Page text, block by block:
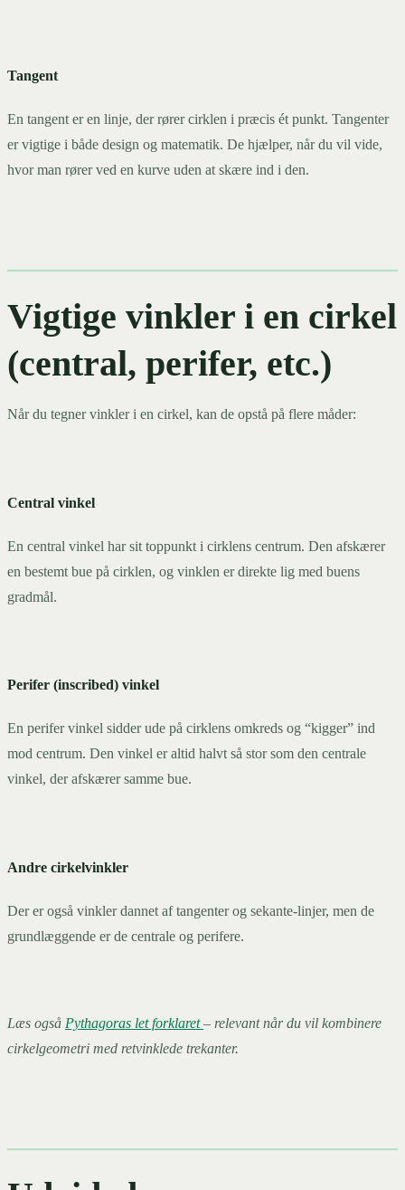
Tangent
En tangent er en linje, der rører cirklen i præcis ét punkt. Tangenter
er vigtige i både design og matematik. De hjælper, når du vil vide,
hvor man rører ved en kurve uden at skære ind i den.
Vigtige vinkler i en cirkel
(central, perifer, etc.)
Når du tegner vinkler i en cirkel, kan de opstå på flere måder:
Central vinkel
En central vinkel har sit toppunkt i cirklens centrum. Den afskærer
en bestemt bue på cirklen, og vinklen er direkte lig med buens
gradmål.
Perifer (inscribed) vinkel
En perifer vinkel sidder ude på cirklens omkreds og “kigger” ind
mod centrum. Den vinkel er altid halvt så stor som den centrale
vinkel, der afskærer samme bue.
Andre cirkelvinkler
Der er også vinkler dannet af tangenter og sekante-linjer, men de
grundlæggende er de centrale og perifere.
Læs også Pythagoras let forklaret– relevant når du vil kombinere
cirkelgeometri med retvinklede trekanter.